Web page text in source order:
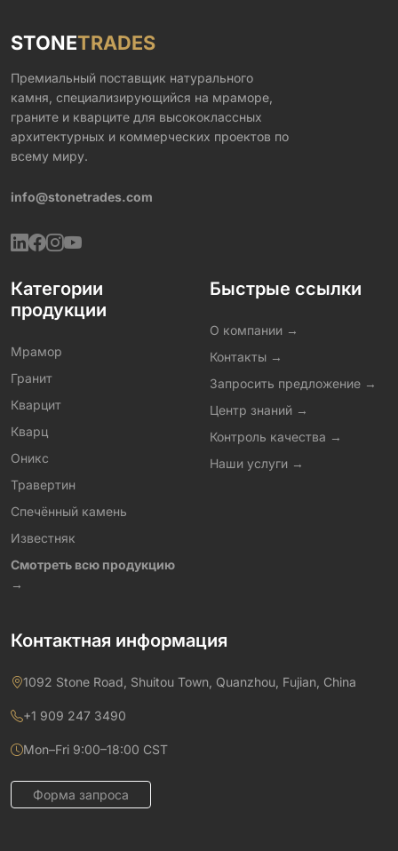
STONETRADES
Премиальный поставщик натурального
камня, специализирующийся на мраморе,
граните и кварците для высококлассных
архитектурных и коммерческих проектов по
всему миру.
info@stonetrades.com
Категории
продукции
Мрамор
Гранит
Кварцит
Кварц
Оникс
Травертин
Спечённый камень
Известняк
Смотреть всю продукцию
→
Быстрые ссылки
О компании →
Контакты →
Запросить предложение →
Центр знаний →
Контроль качества →
Наши услуги →
Контактная информация
1092 Stone Road, Shuitou Town, Quanzhou, Fujian, China
+1 909 247 3490
Mon–Fri 9:00–18:00 CST
Форма запроса